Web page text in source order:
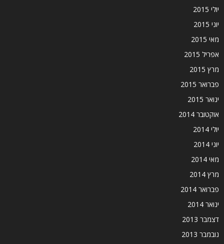
יולי 2015
יוני 2015
מאי 2015
אפריל 2015
מרץ 2015
פברואר 2015
ינואר 2015
אוקטובר 2014
יולי 2014
יוני 2014
מאי 2014
מרץ 2014
פברואר 2014
ינואר 2014
דצמבר 2013
נובמבר 2013